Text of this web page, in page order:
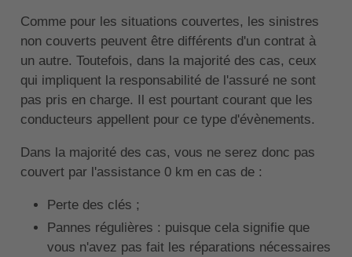
Comme pour les situations couvertes, les sinistres
non couverts peuvent être différents d'un contrat à
un autre. Toutefois, dans la majorité des cas, ceux
qui impliquent la responsabilité de l'assuré ne sont
pas pris en charge. Il est pourtant courant que les
conducteurs appellent pour ce type d'évènements.
Dans la majorité des cas, vous ne serez donc pas
couvert par l'assistance 0 km en cas de :
Perte des clés ;
Pannes régulières : puisque cela signifie que
vous n'avez pas fait les réparations nécessaires